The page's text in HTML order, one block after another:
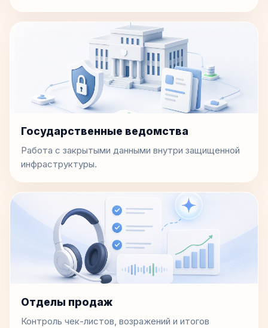
Государственные ведомства
Работа с закрытыми данными внутри защищенной
инфраструктуры.
Отделы продаж
Контроль чек-листов, возражений и итогов